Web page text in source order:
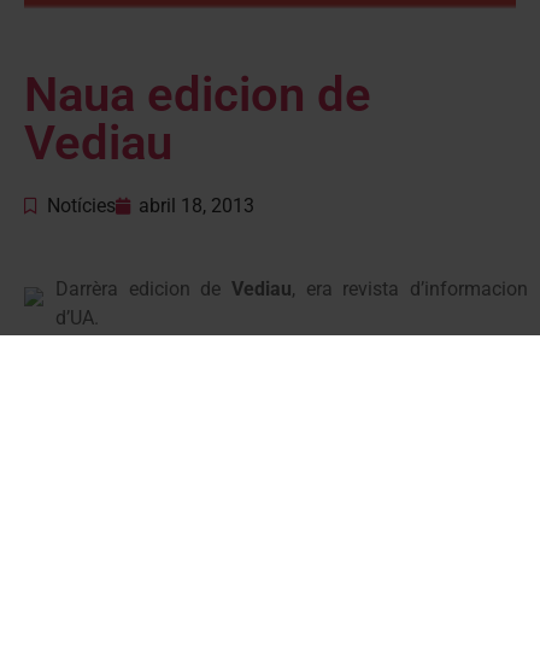
Naua edicion de
Vediau
Notícies abril 18, 2013
Darrèra edicion de Vediau, era revista d’informacion
d’UA.